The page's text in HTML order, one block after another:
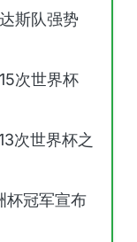
斯队强势
次世界杯
次世界杯之
杯冠军宣布